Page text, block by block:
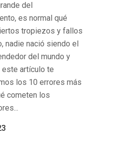
del
es normal qué
tropiezos y fallos
nadie nació siendo el
del mundo y
este artículo te
los 10 errores más
cometen los